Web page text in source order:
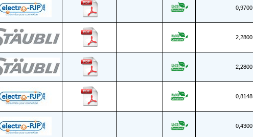
0,9700
2,2800
2,2800
0,8148
0,4300